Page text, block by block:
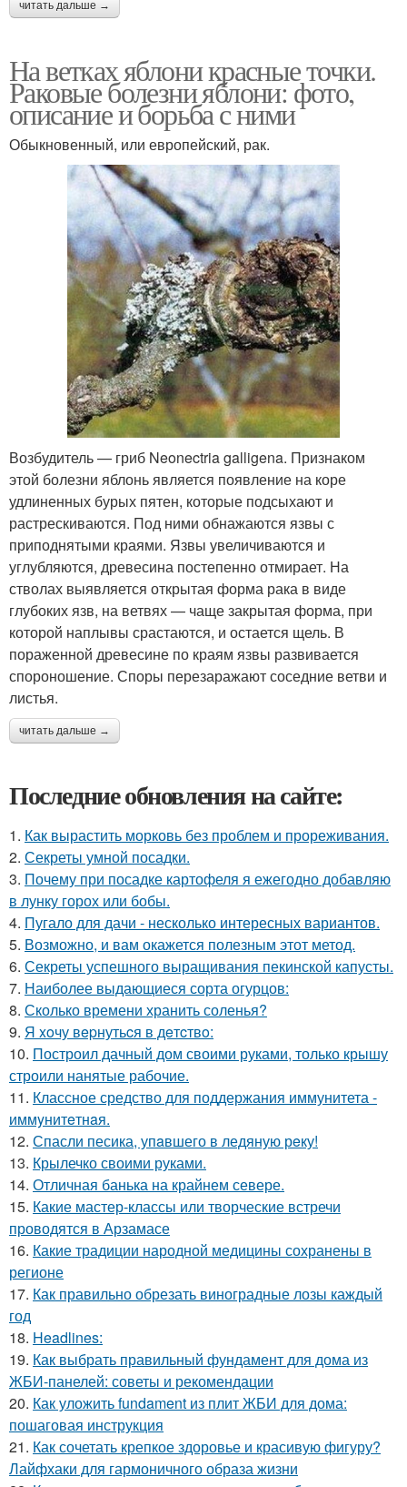
читать дальше →
На ветках яблони красные точки.
Раковые болезни яблони: фото,
описание и борьба с ними
Обыкновенный, или европейский, рак.
Возбудитель — гриб Neonectria galligena. Признаком
этой болезни яблонь является появление на коре
удлиненных бурых пятен, которые подсыхают и
растрескиваются. Под ними обнажаются язвы с
приподнятыми краями. Язвы увеличиваются и
углубляются, древесина постепенно отмирает. На
стволах выявляется открытая форма рака в виде
глубоких язв, на ветвях — чаще закрытая форма, при
которой наплывы срастаются, и остается щель. В
пораженной древесине по краям язвы развивается
спороношение. Споры перезаражают соседние ветви и
листья.
читать дальше →
Последние обновления на сайте:
1. Как вырастить морковь без проблем и прореживания.
2. Секреты умной посадки.
3. Почему при посадке картофеля я ежегодно добавляю
в лунку горох или бобы.
4. Пугало для дачи - несколько интересных вариантов.
5. Возможно, и вам окажется полезным этот метод.
6. Секреты успешного выращивания пекинской капусты.
7. Наиболее выдающиеся сорта огурцов:
8. Сколько времени хранить соленья?
9. Я xoчу вepнутьcя в дeтcтвo:
10. Построил дачный дом своими руками, только крышу
строили нанятые рабочие.
11. Классное средство для поддержания иммунитета -
иммyнитeтнaя.
12. Спасли песика, упaвшего в ледяную рeку!
13. Крылечко своими руками.
14. Отличная банька на крайнем севере.
15. Какие мастер-классы или творческие встречи
проводятся в Арзамасе
16. Какие традиции народной медицины сохранены в
регионе
17. Как правильно обрезать виноградные лозы каждый
год
18. Headlines:
19. Как выбрать правильный фундамент для дома из
ЖБИ-панелей: советы и рекомендации
20. Как уложить fundament из плит ЖБИ для дома:
пошаговая инструкция
21. Как сочетать крепкое здоровье и красивую фигуру?
Лайфхаки для гармоничного образа жизни